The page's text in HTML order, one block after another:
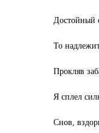
Достойный
То
Прокляв
Я сплел
Снов,